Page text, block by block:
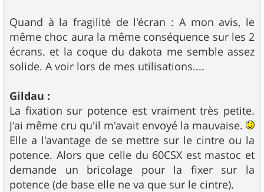
Quand à la fragilité de l'écran : A mon avis, le
même choc aura la même conséquence sur les 2
écrans. et la coque du dakota me semble assez
solide. A voir lors de mes utilisations....
Gildau :
La fixation sur potence est vraiment très petite.
J'ai même cru qu'il m'avait envoyé la mauvaise.
Elle a l'avantage de se mettre sur le cintre ou la
potence. Alors que celle du 60CSX est mastoc et
demande un bricolage pour la fixer sur la
potence (de base elle ne va que sur le cintre).